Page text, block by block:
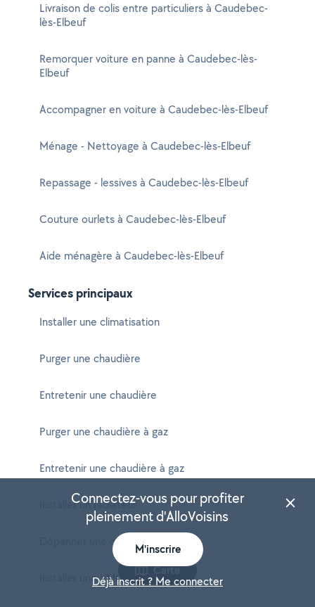
Livraison de colis entre particuliers à Caudebec-
lès-Elbeuf
Remorquer voiture en panne à Caudebec-lès-
Elbeuf
Accompagner en voiture à Caudebec-lès-Elbeuf
Ménage - Nettoyage à Caudebec-lès-Elbeuf
Repassage - lessives à Caudebec-lès-Elbeuf
Couture ourlets à Caudebec-lès-Elbeuf
Aide ménagère à Caudebec-lès-Elbeuf
Services principaux
Installer une climatisation
Purger une chaudière
Entretenir une chaudière
Purger une chaudière à gaz
Entretenir une chaudière à gaz
Installer un radiateur
Dépanner une chaudière
Installer une VMC
Carte
Connectez-vous pour profiter
pleinement d'AlloVoisins
M'inscrire
Déjà inscrit ? Me connecter